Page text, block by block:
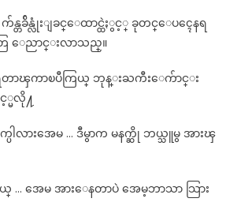
ာ က်န္တခ်ိန္လုံးျခင္ေထာင္ထဲႏွင့္ ခုတင္ေပၚေနရ
ေညာင္းလာသည္။
တာၾကာၿပီကြယ္ ဘုန္းႀကီးေက်ာင္း
င့္မလို႔
လားအေမ … ဒီမွာက မနက္ဆို ဘယ္သူမွ အားၾ
… အေမ အားေနတာပဲ အေမ့ဘာသာ သြား